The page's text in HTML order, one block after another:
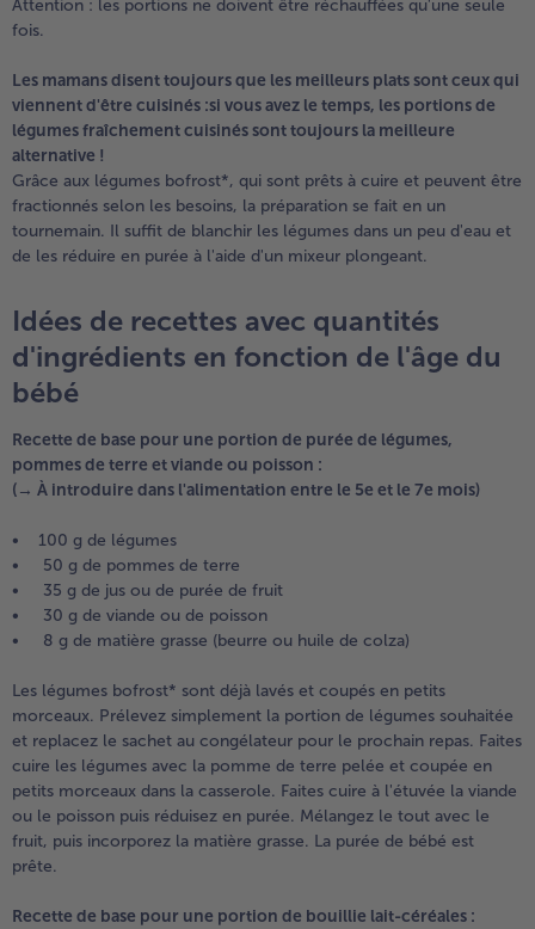
Attention : les portions ne doivent être réchauffées qu'une seule
fois.
Les mamans disent toujours que les meilleurs plats sont ceux qui
viennent d'être cuisinés :si vous avez le temps, les portions de
légumes fraîchement cuisinés sont toujours la meilleure
alternative !
Grâce aux légumes bofrost*, qui sont prêts à cuire et peuvent être
fractionnés selon les besoins, la préparation se fait en un
tournemain. Il suffit de blanchir les légumes dans un peu d'eau et
de les réduire en purée à l'aide d'un mixeur plongeant.
Idées de recettes avec quantités
d'ingrédients en fonction de l'âge du
bébé
Recette de base pour une portion de purée de légumes,
pommes de terre et viande ou poisson :
(→ À introduire dans l'alimentation entre le 5e et le 7e mois)
• 100 g de légumes
• 50 g de pommes de terre
• 35 g de jus ou de purée de fruit
• 30 g de viande ou de poisson
• 8 g de matière grasse (beurre ou huile de colza)
Les légumes bofrost* sont déjà lavés et coupés en petits
morceaux. Prélevez simplement la portion de légumes souhaitée
et replacez le sachet au congélateur pour le prochain repas. Faites
cuire les légumes avec la pomme de terre pelée et coupée en
petits morceaux dans la casserole. Faites cuire à l'étuvée la viande
ou le poisson puis réduisez en purée. Mélangez le tout avec le
fruit, puis incorporez la matière grasse. La purée de bébé est
prête.
Recette de base pour une portion de bouillie lait-céréales :